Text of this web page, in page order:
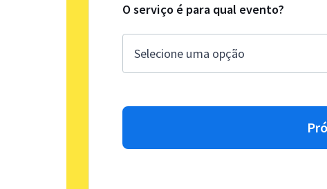
O serviço é para qual evento?